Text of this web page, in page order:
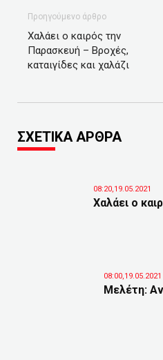
Προηγούμενο άρθρο
Χαλάει ο καιρός την
Παρασκευή – Βροχές,
καταιγίδες και χαλάζι
ΣΧΕΤΙΚΑ ΑΡΘΡΑ
08:20,19.05.2021
Χαλάει ο
08:00,19.05.2021
Μελέτη: